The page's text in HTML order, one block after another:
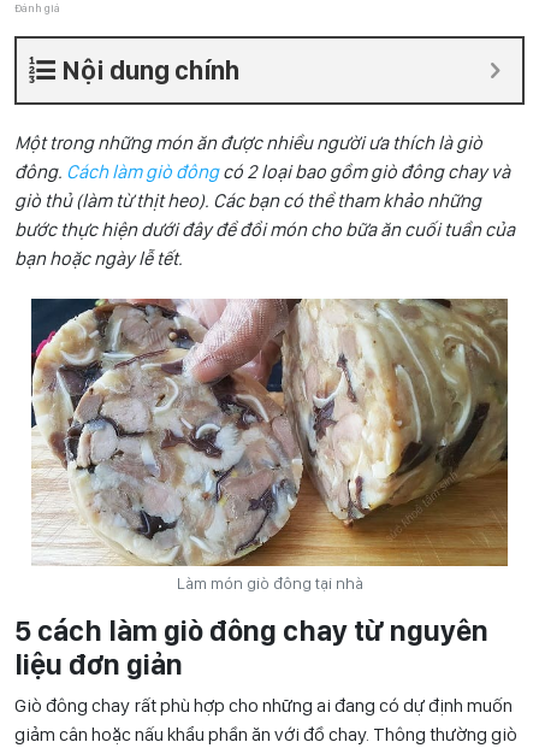
Đánh giá
Nội dung chính
Một trong những món ăn được nhiều người ưa thích là giò
đông. Cách làm giò đôngcó 2 loại bao gồm giò đông chay và
giò thủ (làm từ thịt heo). Các bạn có thể tham khảo những
bước thực hiện dưới đây để đổi món cho bữa ăn cuối tuần của
bạn hoặc ngày lễ tết.
Làm món giò đông tại nhà
5 cách làm giò đông chay từ nguyên
liệu đơn giản
Giò đông chay rất phù hợp cho những ai đang có dự định muốn
giảm cân hoặc nấu khẩu phần ăn với đồ chay. Thông thường giò